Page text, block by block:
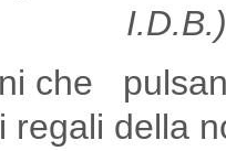
I.D.B.)
che
regali della